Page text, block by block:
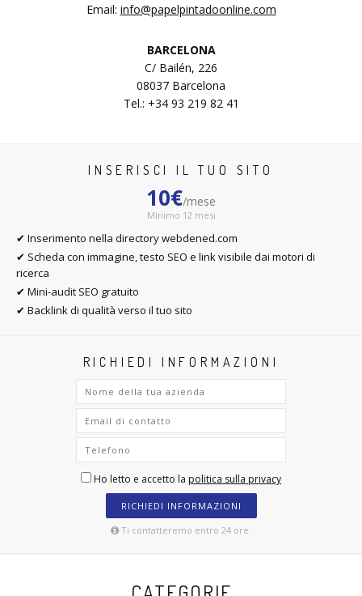
Email: info@papelpintadoonline.com
BARCELONA
C/ Bailén, 226
08037 Barcelona
Tel.: +34 93 219 82 41
INSERISCI IL TUO SITO
10€/mese
Minimo 12 mesi
✔ Inserimento nella directory webdened.com
✔ Scheda con immagine, testo SEO e link visibile dai motori di
ricerca
✔ Mini-audit SEO gratuito
✔ Backlink di qualità verso il tuo sito
RICHIEDI INFORMAZIONI
Ho letto e accetto la politica sulla privacy
RICHIEDI INFORMAZIONI
Ti contatteremo entro 24 ore.